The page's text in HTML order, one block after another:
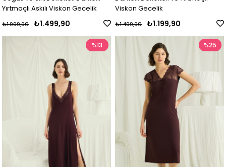
Yırtmaçlı Askılı Viskon Gecelik
₺1.499,90
₺1.999,90
Viskon Gecelik
₺1.199,90
₺1.499,90
%13 %25